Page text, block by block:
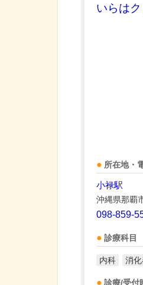
いらは
所在地・
小禄駅
沖縄県那覇
098-859-
診療科目
内科 消
診療/受付